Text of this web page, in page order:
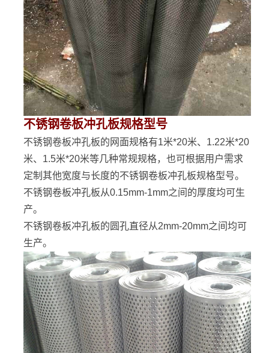
不锈钢卷板冲孔板规格型号
不锈钢卷板冲孔板的网面规格有1米*20米、1.22米*20
米、1.5米*20米等几种常规规格，也可根据用户需求
定制其他宽度与长度的不锈钢卷板冲孔板规格型号。
不锈钢卷板冲孔板从0.15mm-1mm之间的厚度均可生
产。
不锈钢卷板冲孔板的圆孔直径从2mm-20mm之间均可
生产。